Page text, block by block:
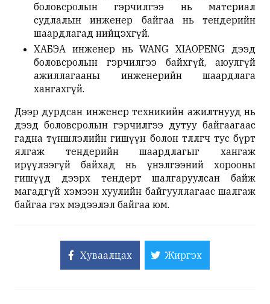
боловсролын гэрчилгээ нь материал
судлалын инженер байгаа нь тендерийн
шаардлагад нийцэхгүй.
ХАБЭА инженер нь WANG XIAOPENG дээд
боловсролын гэрчилгээ байхгүй, аюулгүй
ажиллагааны инженерийн шаардлага
хангахгүй.
Дээр дурдсан инженер техникийн ажилтнууд нь
дээд боловсролын гэрчилгээ дутуу байгаагаас
гадна түншлэлийн гишүүн болон төлөөлөгч тус бүрт
ялгаж тендерийн шаардлагыг хангаж
ирүүлээгүй байхад нь үнэлгээний хорооны
гишүүд дээрх тендерт шалгаруулсан байж
магадгүй хэмээн хуулийн байгууллагаас шалгаж
байгаа гэх мэдээлэл байгаа юм.
Хуваалцах Жиргэх